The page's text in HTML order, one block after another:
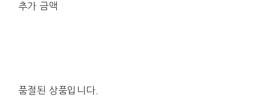
추가 금액
품절된 상품입니다.